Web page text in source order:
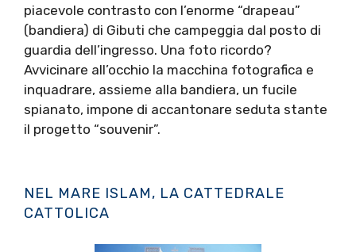
piacevole contrasto con l’enorme “drapeau”
(bandiera) di Gibuti che campeggia dal posto di
guardia dell’ingresso. Una foto ricordo?
Avvicinare all’occhio la macchina fotografica e
inquadrare, assieme alla bandiera, un fucile
spianato, impone di accantonare seduta stante
il progetto “souvenir”.
NEL MARE ISLAM, LA CATTEDRALE
CATTOLICA